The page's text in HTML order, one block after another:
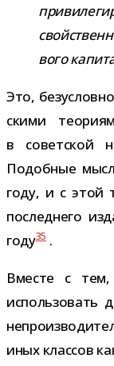
вого
Это,
скими
в совет­ской
Подобные
году, и с этой
послед­него
году35.
Вместе с
исполь­зо­вать
иных клас­сов